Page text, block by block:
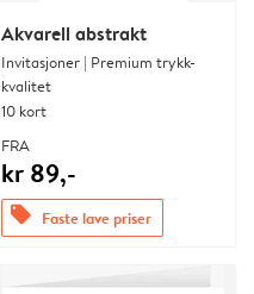
Akvarell abstrakt
Invitasjoner | Premium trykk-
kvalitet
10 kort
FRA
kr 89,-
offers Faste lave priser